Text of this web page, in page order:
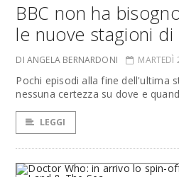
BBC non ha
le nuove stagioni
DI ANGELA BERNARDONI
Pochi episodi alla fine dell'ultima
nessuna certezza su dove e
LEGGI